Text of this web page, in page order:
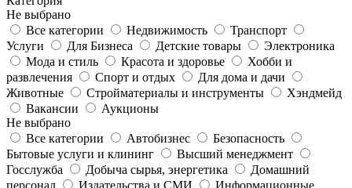
Не выбрано
Все категории
Недвижимость
Транспорт
Услуги
Для Бизнеса Детские товары
Электроника
Мода и стиль
Красота и здоровье
Хобби и
развлечения
Спорт и отдых
Для дома и дачи
Животные
Стройматериалы и инструменты
Хэндмейд
Вакансии
Аукционы
Не выбрано
Все категории
Автобизнес
Безопасность
Бытовые услуги и клининг
Высший менеджмент
Госслужба
Добыча сырья, энергетика
Домашний
персонал
Издательства и СМИ Информационные